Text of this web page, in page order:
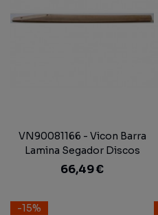
VN90081166 - Vicon Barra
Lamina Segador Discos
66,49 €
-15%